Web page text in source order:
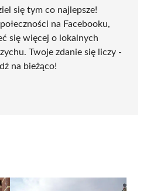
się tym co najlepsze!
na Facebooku,
się więcej o lokalnych
Twoje zdanie się liczy -
na bieżąco!